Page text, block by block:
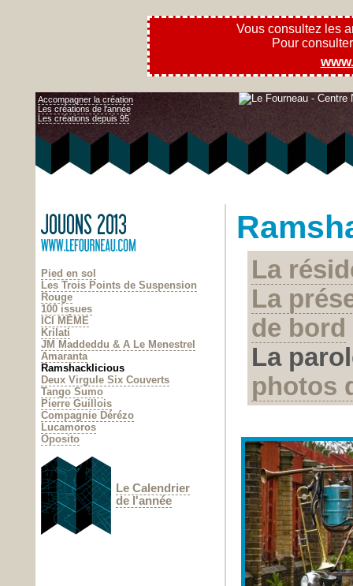
Vous consultez les
Pour
Accompagner la création
Les créations de l'année
Les créations depuis 95
Pied en sol
Les Trois Points de Suspension
Rouge
100 issues
ICI MÊME
Krilati
JM Maddeddu & A Le Menestrel
Amaranta
Ramshacklicious
Deux Virgule Six Couverts
Tango Sumo
Pierre Guillois
Compagnie Dérézo
Lucamoros
Oposito
Le Calendrier
de l'année
La
La
de bord
La
photos